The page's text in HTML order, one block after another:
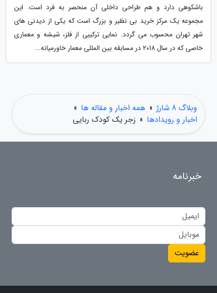
باشکوهی دارد و هم طراحی داخلی آن منحصر به فرد است. این
مجموعه یک مرکز خرید بی نظیر و بزرگ است که یکی از دیدنی های
شهر تهران محسوب می گردد. نمایی ترکیبی از فلز، شیشه و معماری
خاصی که در سال 2018 در مسابقه بین المللی معمار خاورمیانه...
وبلاگ 8 شارژ » همه اخبار و مقاله ها »
اخبار و رویدادها » زجر یک کودک ربایی
خبرنامه
عضویت